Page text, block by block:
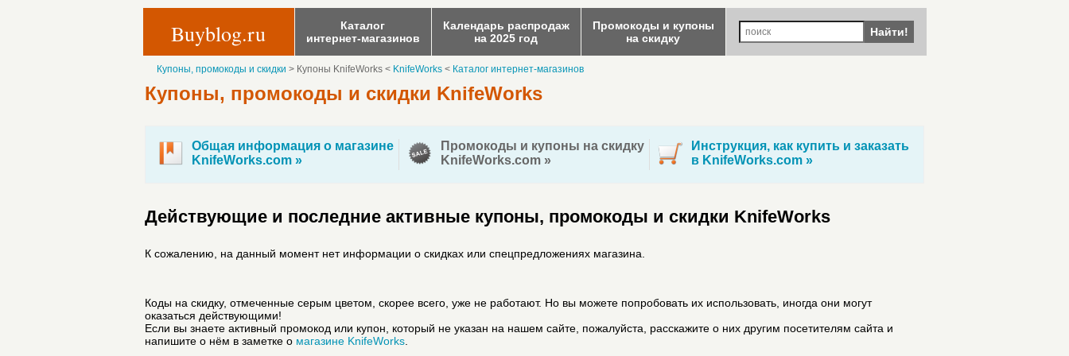
Buyblog.ru
Каталог
интернет-магазинов
Календарь распродаж
на 2025 год
Промокоды и купоны
на скидку
Найти!
Купоны, промокоды и скидки > Купоны KnifeWorks < KnifeWorks < Каталог интернет-магазинов
Купоны, промокоды и скидки KnifeWorks
Общая информация о магазине
KnifeWorks.com »
Промокоды и купоны на скидку
KnifeWorks.com »
Инструкция, как купить и заказать
в KnifeWorks.com »
Действующие и последние активные купоны, промокоды и скидки KnifeWorks
К сожалению, на данный момент нет информации о скидках или спецпредложениях магазина.
Коды на скидку, отмеченные серым цветом, скорее всего, уже не работают. Но вы можете попробовать их использовать, иногда они могут
оказаться действующими!
Если вы знаете активный промокод или купон, который не указан на нашем сайте, пожалуйста, расскажите о них другим посетителям сайта и
напишите о нём в заметке о магазине KnifeWorks